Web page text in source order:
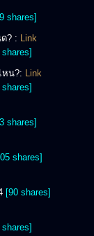
shares]
? : Link
shares]
หน?: Link
shares]
shares]
shares]
[90 shares]
shares]